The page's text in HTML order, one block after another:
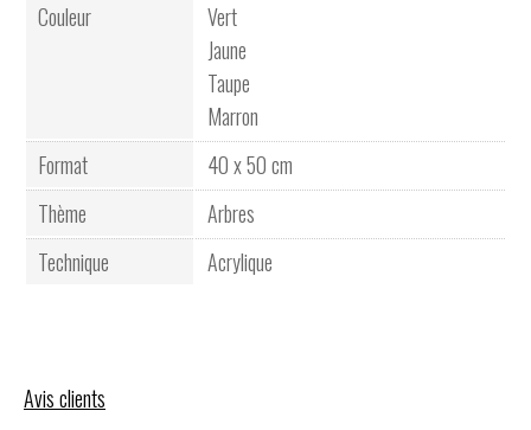
Couleur
Vert
Jaune
Taupe
Marron
Format
40 x 50 cm
Thème
Arbres
Technique
Acrylique
Avis clients